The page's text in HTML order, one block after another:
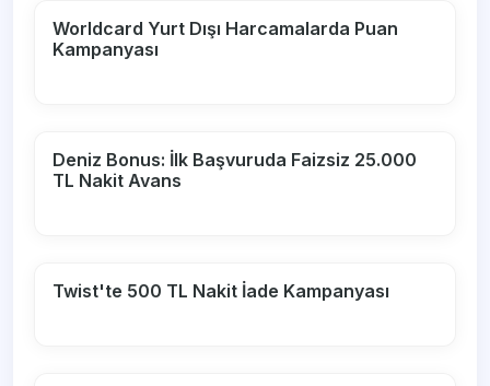
Worldcard Yurt Dışı Harcamalarda Puan
Kampanyası
Deniz Bonus: İlk Başvuruda Faizsiz 25.000
TL Nakit Avans
Twist'te 500 TL Nakit İade Kampanyası